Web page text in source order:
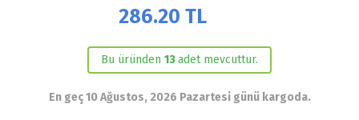
286.20 TL
Bu üründen 13adet mevcuttur.
En geç 10 Ağustos, 2026 Pazartesi günü kargoda.